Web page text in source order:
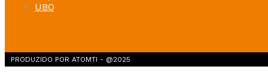
UBQ
PRODUZIDO POR ATOMTI - @2025